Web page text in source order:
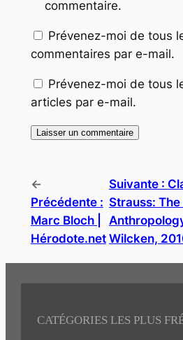
commentaire.
Prévenez-moi de tous
commentaires par e-mail.
Prévenez-moi de tous
articles par e-mail.
←
Précédente :
Marc Bloch |
Hérodote.net
Suivante :
Strauss:
Wilcken,
CATÉGORIES LES PLUS